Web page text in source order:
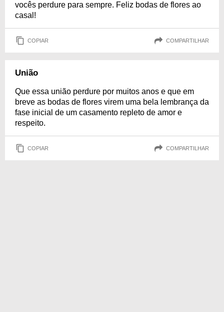
vocês perdure para sempre. Feliz bodas de flores ao
casal!
COPIAR COMPARTILHAR
União
Que essa união perdure por muitos anos e que em
breve as bodas de flores virem uma bela lembrança da
fase inicial de um casamento repleto de amor e
respeito.
COPIAR COMPARTILHAR